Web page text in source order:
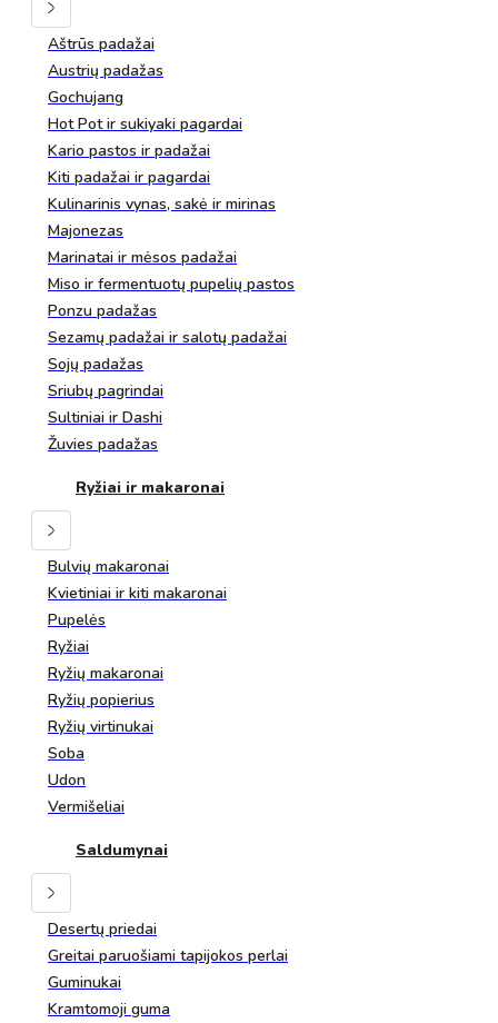
Aštrūs padažai
Austrių padažas
Gochujang
Hot Pot ir sukiyaki pagardai
Kario pastos ir padažai
Kiti padažai ir pagardai
Kulinarinis vynas, sakė ir mirinas
Majonezas
Marinatai ir mėsos padažai
Miso ir fermentuotų pupelių pastos
Ponzu padažas
Sezamų padažai ir salotų padažai
Sojų padažas
Sriubų pagrindai
Sultiniai ir Dashi
Žuvies padažas
Ryžiai ir makaronai
Bulvių makaronai
Kvietiniai ir kiti makaronai
Pupelės
Ryžiai
Ryžių makaronai
Ryžių popierius
Ryžių virtinukai
Soba
Udon
Vermišeliai
Saldumynai
Desertų priedai
Greitai paruošiami tapijokos perlai
Guminukai
Kramtomoji guma